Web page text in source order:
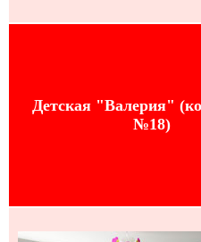
Детская "Валерия"
№18)